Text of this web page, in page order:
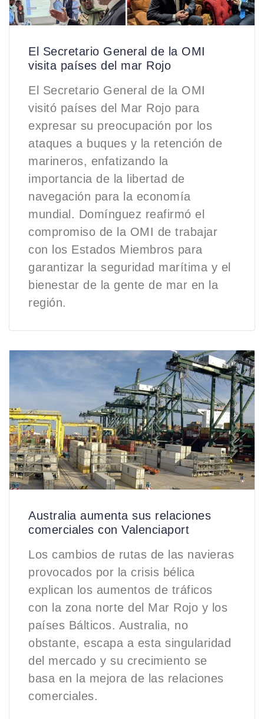
El Secretario General de la OMI
visita países del mar Rojo
El Secretario General de la OMI
visitó países del Mar Rojo para
expresar su preocupación por los
ataques a buques y la retención de
marineros, enfatizando la
importancia de la libertad de
navegación para la economía
mundial. Domínguez reafirmó el
compromiso de la OMI de trabajar
con los Estados Miembros para
garantizar la seguridad marítima y el
bienestar de la gente de mar en la
región.
Australia aumenta sus relaciones
comerciales con Valenciaport
Los cambios de rutas de las navieras
provocados por la crisis bélica
explican los aumentos de tráficos
con la zona norte del Mar Rojo y los
países Bálticos. Australia, no
obstante, escapa a esta singularidad
del mercado y su crecimiento se
basa en la mejora de las relaciones
comerciales.